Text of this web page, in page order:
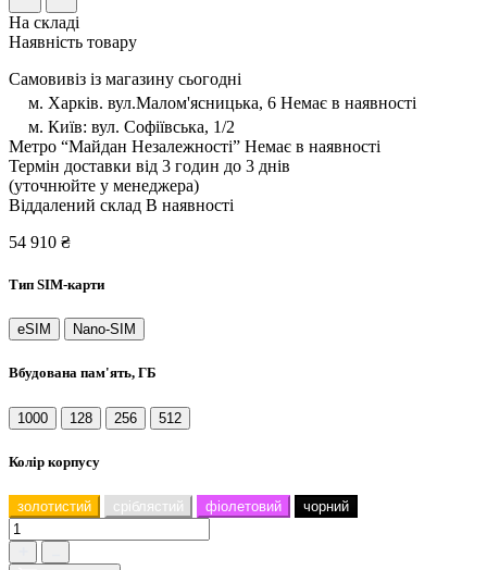
На складі
Наявність товару
Cамовивіз із магазину сьогодні
м. Харків. вул.Малом'ясницька, 6 Немає в наявності
м. Київ: вул. Софіївська, 1/2
Метро “Майдан Незалежності” Немає в наявності
Термін доставки від 3 годин до 3 днів
(уточнюйте у менеджера)
Віддалений склад В наявності
54 910 ₴
Тип SIM-карти
eSIM Nano-SIM
Вбудована пам'ять, ГБ
1000 128 256 512
Колір корпусу
золотистий сріблястий фіолетовий чорний